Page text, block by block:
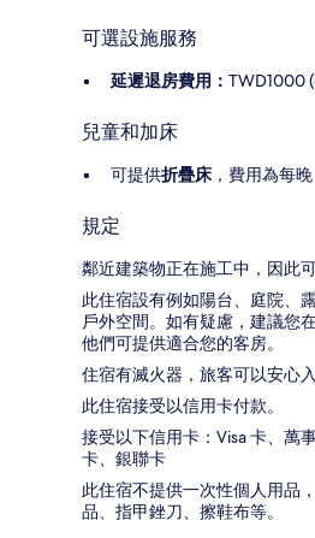
可選設施服務
延遲退房費用： TWD1000
兒童和加床
可提供折疊床 ，費用為每
規定
鄰近建築物正在施工中，因此
此住宿設有例如陽台、庭院、
戶外空間。如有疑慮，建議您
他們可提供適合您的客房。
住宿有滅火器，旅客可以安心入
此住宿接受以信用卡付款。
接受以下信用卡：Visa 卡、萬
卡、銀聯卡
此住宿不提供一次性個人用品
品、指甲銼刀、擦鞋布等。